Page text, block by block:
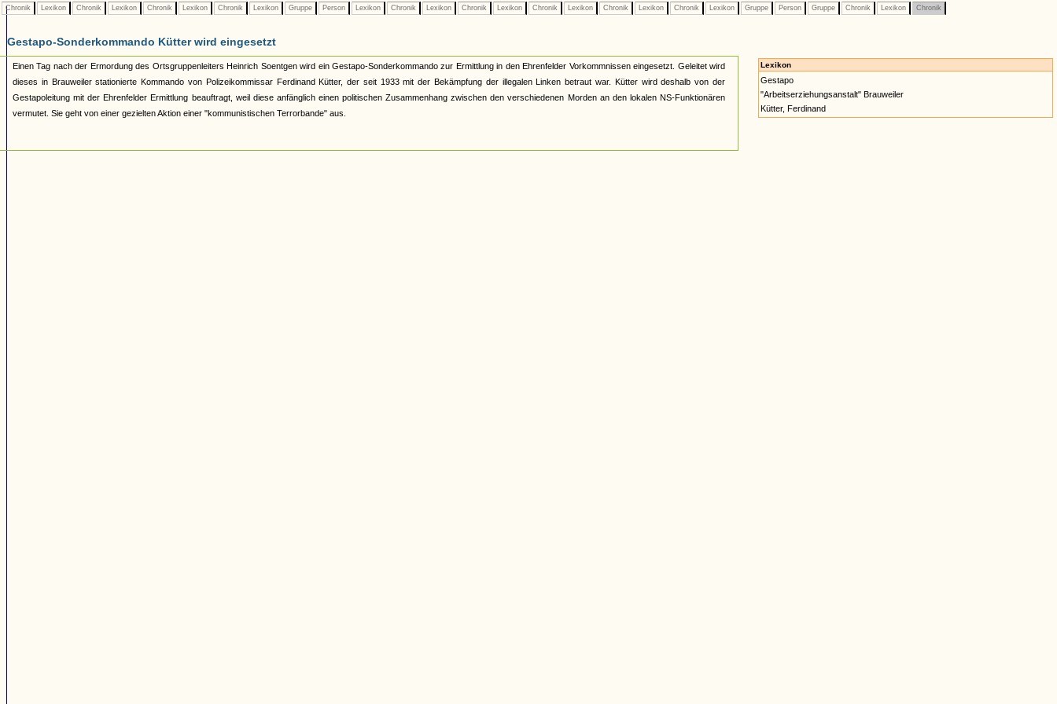
Chronik Lexikon Chronik Lexikon Chronik Lexikon Chronik Lexikon Gruppe Person Lexikon Chronik Lexikon Chronik Lexikon Chronik Lexikon Chronik Lexikon Chronik Lexikon Gruppe Person Gruppe Chronik Lexikon Chronik
Gestapo-Sonderkommando Kütter wird eingesetzt
Einen Tag nach der Ermordung des Ortsgruppenleiters Heinrich Soentgen wird ein Gestapo-Sonderkommando zur Ermittlung in den Ehrenfelder Vorkommnissen eingesetzt. Geleitet wird
dieses in Brauweiler stationierte Kommando von Polizeikommissar Ferdinand Kütter, der seit 1933 mit der Bekämpfung der illegalen Linken betraut war. Kütter wird deshalb von der
Gestapoleitung mit der Ehrenfelder Ermittlung beauftragt, weil diese anfänglich einen politischen Zusammenhang zwischen den verschiedenen Morden an den lokalen NS-Funktionären
vermutet. Sie geht von einer gezielten Aktion einer "kommunistischen Terrorbande" aus.
Lexikon
Gestapo
"Arbeitserziehungsanstalt" Brauweiler
Kütter, Ferdinand